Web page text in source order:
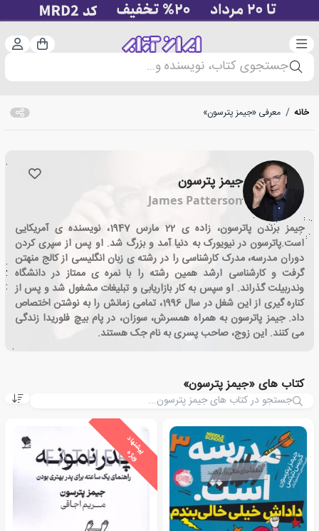
دسته‌بندی سبد
جستجوی کتاب، نویسنده و...
خانه / معرفی «جیمز پترسون»
جیمز پترسون
James Patterson
جیمز برندن پاترسون، زاده ی 22 مارس 1947، نویسنده ی آمریکایی
است.پاترسون در نیویورک به دنیا آمد و بزرگ شد. او پس از سپری کردن
دوران مدرسه، مدرک کارشناسی را در رشته ی زبان انگلیسی از کالج منهتن
گرفت و کارشناسی ارشد همین رشته را با نمره ی ممتاز در دانشگاه
وندربیلت گذراند. او سپس به کار بازاریابی و تبلیغات مشغول شد و پس از
کناره گیری از این شغل در سال 1996، تمامی زمانش را به نوشتن اختصاص
داد. جیمز پاترسون به همراه همسرش، سوزان، در پام بیچ فلوریدا زندگی
می کنند. این زوج، صاحب پسری به نام جک هستند.
کتاب های «جیمز پترسون»
پ
ی
ش
ن
ه
ا
د
و
ی
ژ
ه